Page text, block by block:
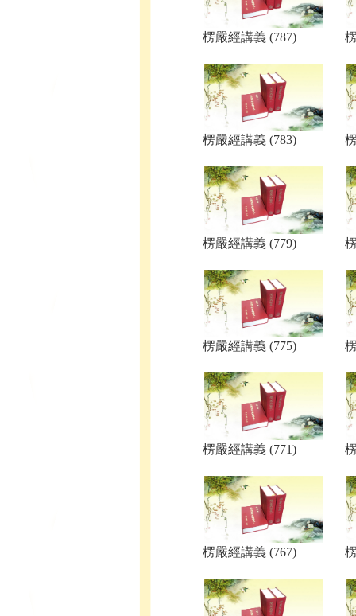
楞嚴經講義 (787)
楞嚴經講義 (783)
楞嚴經講義 (779)
楞嚴經講義 (775)
楞嚴經講義 (771)
楞嚴經講義 (767)